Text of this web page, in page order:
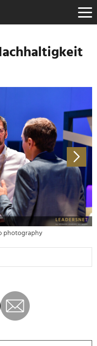
photography